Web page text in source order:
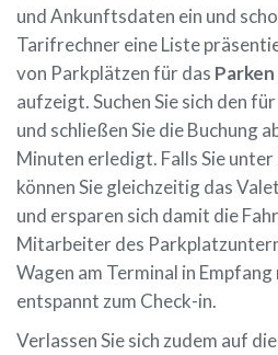
und Ankunftsdaten ein und
Tarifrechner eine Liste
von Parkplätzen für das
aufzeigt. Suchen Sie sich den
und schließen Sie die Buchung
Minuten erledigt. Falls Sie
können Sie gleichzeitig das
und ersparen sich damit die
Mitarbeiter des
Wagen am Terminal in Empfang
entspannt zum Check-in.
Verlassen Sie sich zudem auf